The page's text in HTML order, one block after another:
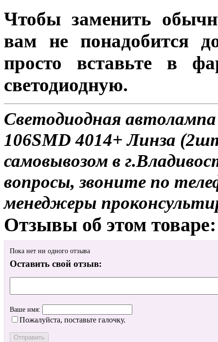
Чтобы заменить
вам не понадобится
просто вставьте в
светодиодную.
Светодиодная автолампа
106SMD 4014+ Линза
самовывозом в
вопросы, звоните по
менеджеры
Отзывы об этом товаре:
Пока нет ни одного отзыва
Оставить свой отзыв:
Ваше имя:
Пожалуйста, поставьте галочку.